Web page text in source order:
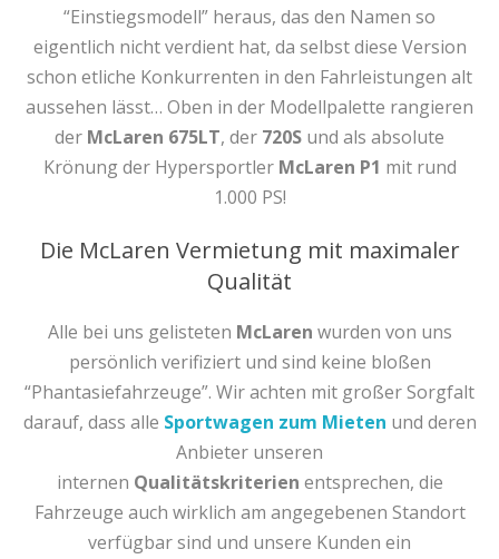
“Einstiegsmodell” heraus, das den Namen so
eigentlich nicht verdient hat, da selbst diese Version
schon etliche Konkurrenten in den Fahrleistungen alt
aussehen lässt… Oben in der Modellpalette rangieren
der McLaren 675LT, der 720S und als absolute
Krönung der Hypersportler McLaren P1 mit rund
1.000 PS!
Die McLaren Vermietung mit maximaler
Qualität
Alle bei uns gelisteten McLaren wurden von uns
persönlich verifiziert und sind keine bloßen
“Phantasiefahrzeuge”. Wir achten mit großer Sorgfalt
darauf, dass alle Sportwagen zum Mieten und deren
Anbieter unseren
internen Qualitätskriterien entsprechen, die
Fahrzeuge auch wirklich am angegebenen Standort
verfügbar sind und unsere Kunden ein